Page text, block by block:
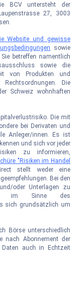
BCV untersteht der
27, 3003
Website und gewisse
sowie
Sie betreffen namentlich
sowie die
von Produkten und
Die
Schweiz wohnhaften
Die mit
bei Derivaten und
Anleger/innen. Es ist
und sich vor jeder
zu informieren,
"Risiken im Handel
stellt weder eine
Bei den
oder Unterlagen zu
im Sinne des
sich grundsätzlich um
Börse unterschiedlich
nach Abonnement der
auch in Echtzeit